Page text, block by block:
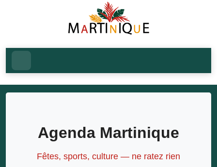
Agenda Martinique
Fêtes, sports, culture — ne ratez rien